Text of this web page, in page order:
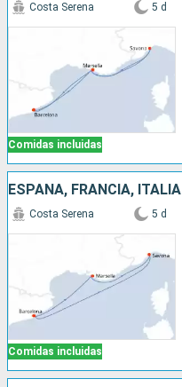
Comidas incluidas
Costa Serena 5 d
ESPAÑA, FRANCIA, ITALIA
Comidas incluidas
Costa Serena 5 d